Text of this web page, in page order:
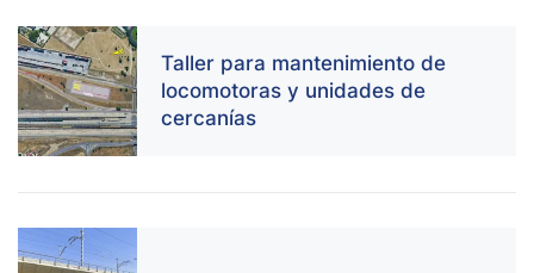
Taller para mantenimiento de
locomotoras y unidades de
cercanías